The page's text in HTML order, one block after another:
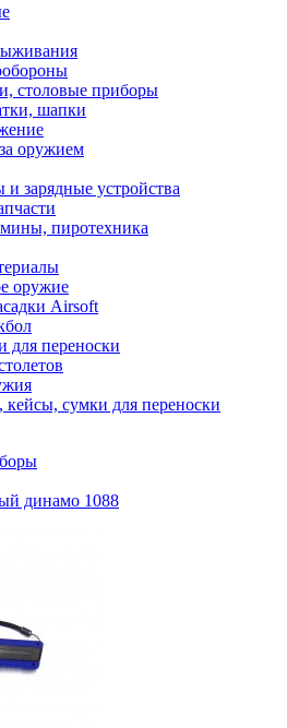
столовые приборы
шапки
оружием
зарядные устройства
пиротехника
оружие
Airsoft
для переноски
кейсы, сумки для переноски
динамо 1088